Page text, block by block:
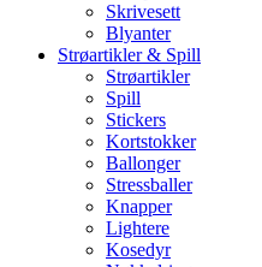
Skrivesett
Blyanter
Strøartikler & Spill
Strøartikler
Spill
Stickers
Kortstokker
Ballonger
Stressballer
Knapper
Lightere
Kosedyr